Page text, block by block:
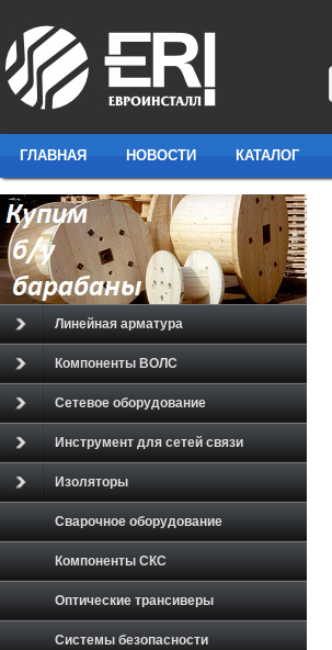
ГЛАВНАЯ НОВОСТИ КАТАЛОГ
Линейная арматура
Компоненты ВОЛС
Сетевое оборудование
Инструмент для сетей связи
Изоляторы
Сварочное оборудование
Компоненты СКС
Оптические трансиверы
Системы безопасности